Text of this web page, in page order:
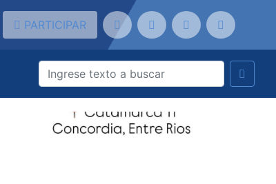
PARTICIPAR